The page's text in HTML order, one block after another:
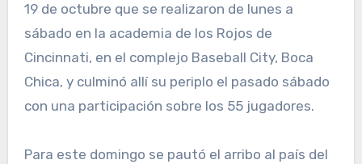
19 de octubre que se realizaron de lunes a
sábado en la academia de los Rojos de
Cincinnati, en el complejo Baseball City, Boca
Chica, y culminó allí su periplo el pasado sábado
con una participación sobre los 55 jugadores.
Para este domingo se pautó el arribo al país del